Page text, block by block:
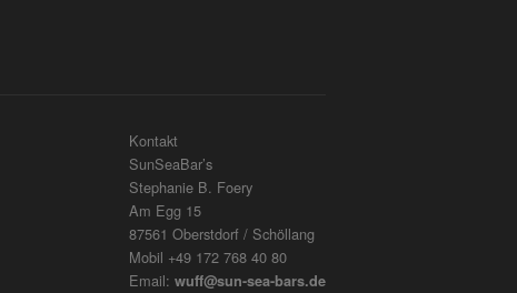
Kontakt
SunSeaBar’s
Stephanie B. Foery
Am Egg 15
87561 Oberstdorf / Schöllang
Mobil +49 172 768 40 80
Email: wuff@sun-sea-bars.de